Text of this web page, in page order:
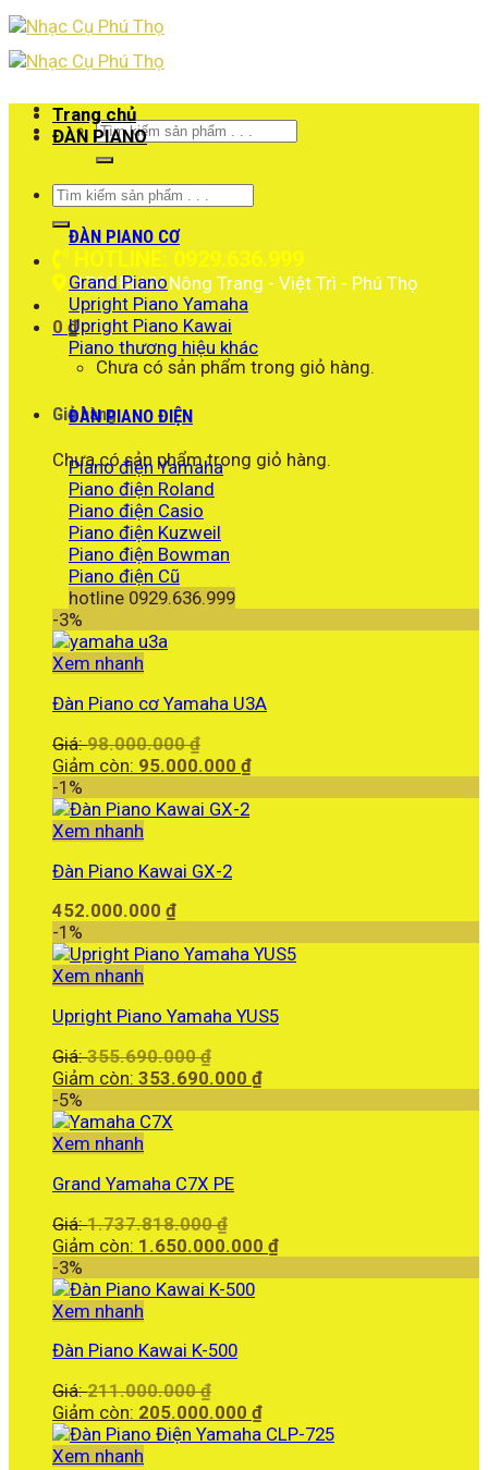
Skip
content
Tìm
kiếm:
Tìm
kiếm:
HOTLINE: 0929.636.999
1766 ĐLHV Nông Trang - Việt Trì - Phú Thọ
0 ₫
Chưa có sản phẩm trong giỏ hàng.
Giỏ hàng
Chưa có sản phẩm trong giỏ hàng.
Trang chủ
ĐÀN PIANO
ĐÀN PIANO CƠ
Grand Piano
Upright Piano Yamaha
Upright Piano Kawai
Piano thương hiệu khác
ĐÀN PIANO ĐIỆN
Piano điện Yamaha
Piano điện Roland
Piano điện Casio
Piano điện Kuzweil
Piano điện Bowman
Piano điện Cũ
hotline 0929.636.999
-3%
Xem nhanh
Đàn Piano cơ Yamaha U3A
Giá:98.000.000₫
gốc
98.000.000 ₫.
Giảm còn: 95.000.000 ₫Giá
-1%
Xem nhanh
Đàn Piano Kawai GX-2
452.000.000 ₫
-1%
Xem nhanh
Upright Piano Yamaha YUS5
Giá:355.690.000₫
gốc
Giảm còn: 353.690.000 ₫Giá
-5%
Xem nhanh
Grand Yamaha C7X PE
Giá:1.737.818.000₫
gốc
1.737.818.000 ₫.
Giảm còn: 1.650.000.000 ₫Giá
-3%
Xem nhanh
Đàn Piano Kawai K-500
Giá:211.000.000₫
gốc
là:
Giảm còn: 205.000.000 ₫Giá
hiện
Xem nhanh